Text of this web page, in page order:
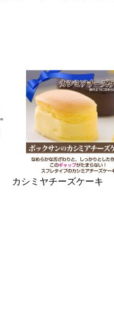
カシミヤチーズケーキ